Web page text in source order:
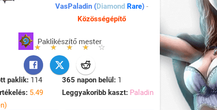
VasPaladin (Diamond Rare) -
Közösségépítő
paklik: 114 365 napon belül:1
5.49
Leggyakoribb kaszt: Paladin